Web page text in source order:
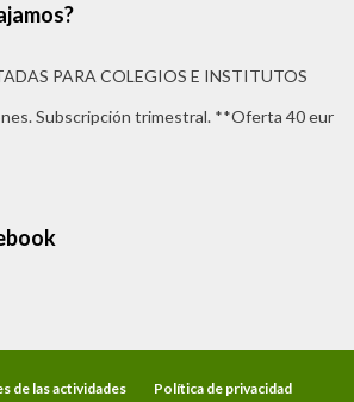
PARA COLEGIOS E INSTITUTOS
Subscripción trimestral. **Oferta 40 eur
de las actividades Política de privacidad